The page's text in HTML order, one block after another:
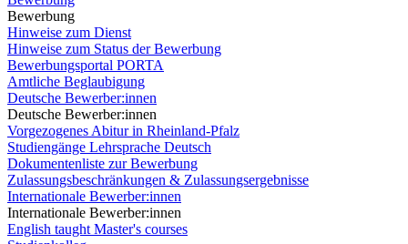
Bewerbung
Hinweise zum Dienst
Hinweise zum Status der Bewerbung
Bewerbungsportal PORTA
Amtliche Beglaubigung
Deutsche Bewerber:innen
Deutsche Bewerber:innen
Vorgezogenes Abitur in Rheinland-Pfalz
Studiengänge Lehrsprache Deutsch
Dokumentenliste zur Bewerbung
Zulassungsbeschränkungen & Zulassungsergebnisse
Internationale Bewerber:innen
Internationale Bewerber:innen
English taught Master's courses